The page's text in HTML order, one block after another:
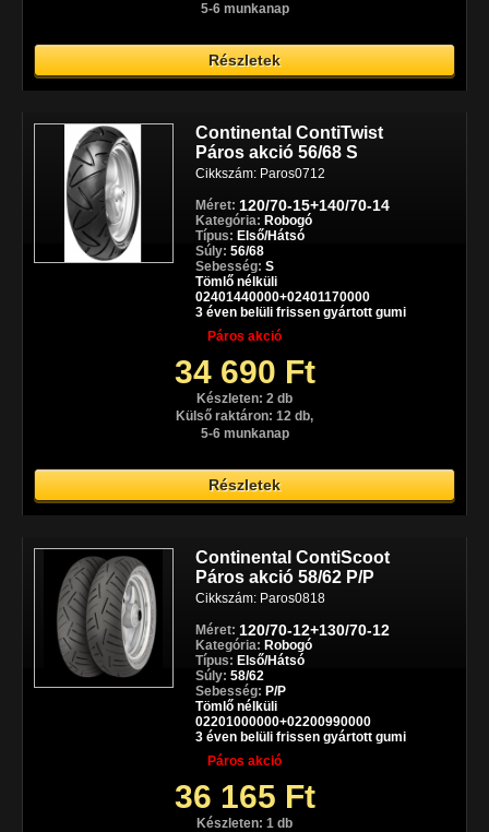
5-6 munkanap
Részletek
Continental ContiTwist
Páros akció 56/68 S
Cikkszám: Paros0712
Méret: 120/70-15+140/70-14
Kategória: Robogó
Típus: Első/Hátsó
Súly: 56/68
Sebesség: S
Tömlő nélküli
02401440000+02401170000
3 éven belüli frissen gyártott gumi
Páros akció
34 690 Ft
Készleten: 2 db
Külső raktáron: 12 db,
5-6 munkanap
Részletek
Continental ContiScoot
Páros akció 58/62 P/P
Cikkszám: Paros0818
Méret: 120/70-12+130/70-12
Kategória: Robogó
Típus: Első/Hátsó
Súly: 58/62
Sebesség: P/P
Tömlő nélküli
02201000000+02200990000
3 éven belüli frissen gyártott gumi
Páros akció
36 165 Ft
Készleten: 1 db